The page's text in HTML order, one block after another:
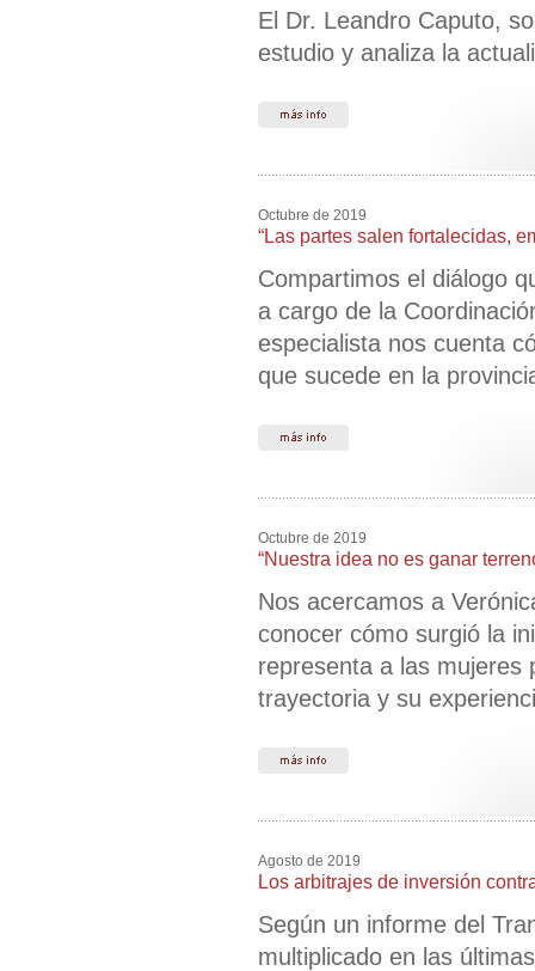
El Dr. Leandro Caputo,
estudio y analiza la
Octubre de 2019
“Las partes salen fortalecidas,
Compartimos el diálogo
a cargo de la
especialista nos cuenta
que sucede en la
Octubre de 2019
“Nuestra idea no es ganar
Nos acercamos a
conocer cómo surgió la
representa a las mujeres
trayectoria y su
Agosto de 2019
Los arbitrajes de inversión
Según un informe del
multiplicado en las